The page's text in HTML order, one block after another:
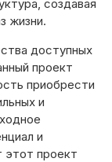
создавая
жизни.
доступных
проект
приобрести
и
и
этот проект